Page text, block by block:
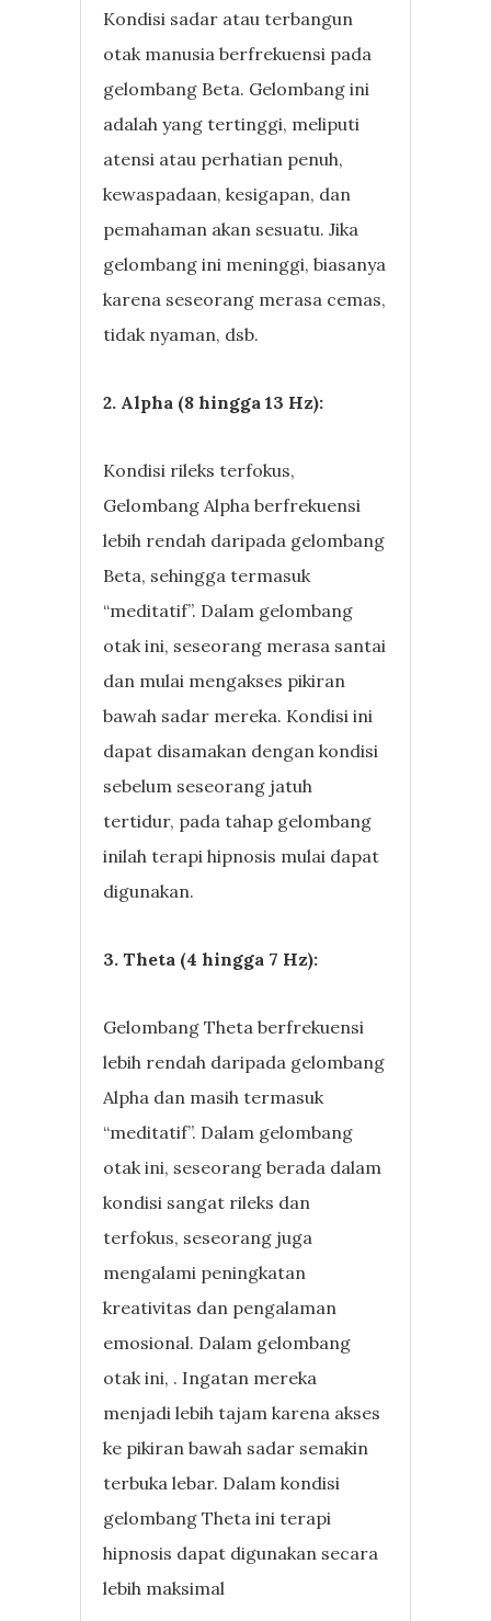
Kondisi sadar atau terbangun
otak manusia berfrekuensi pada
gelombang Beta. Gelombang ini
adalah yang tertinggi, meliputi
atensi atau perhatian penuh,
kewaspadaan, kesigapan, dan
pemahaman akan sesuatu. Jika
gelombang ini meninggi, biasanya
karena seseorang merasa cemas,
tidak nyaman, dsb.
2. Alpha (8 hingga 13 Hz):
Kondisi rileks terfokus,
Gelombang Alpha berfrekuensi
lebih rendah daripada gelombang
Beta, sehingga termasuk
“meditatif”. Dalam gelombang
otak ini, seseorang merasa santai
dan mulai mengakses pikiran
bawah sadar mereka. Kondisi ini
dapat disamakan dengan kondisi
sebelum seseorang jatuh
tertidur, pada tahap gelombang
inilah terapi hipnosis mulai dapat
digunakan.
3. Theta (4 hingga 7 Hz):
Gelombang Theta berfrekuensi
lebih rendah daripada gelombang
Alpha dan masih termasuk
“meditatif”. Dalam gelombang
otak ini, seseorang berada dalam
kondisi sangat rileks dan
terfokus, seseorang juga
mengalami peningkatan
kreativitas dan pengalaman
emosional. Dalam gelombang
otak ini, . Ingatan mereka
menjadi lebih tajam karena akses
ke pikiran bawah sadar semakin
terbuka lebar. Dalam kondisi
gelombang Theta ini terapi
hipnosis dapat digunakan secara
lebih maksimal